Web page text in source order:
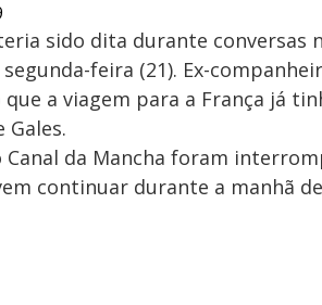
sido dita durante conversas
feira (21). Ex-
a viagem para a França já
da Mancha foram
continuar durante a manhã